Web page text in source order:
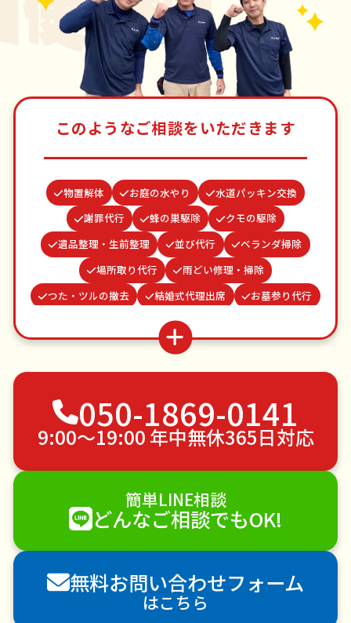
このようなご相談をいただきます
物置解体 お庭の水やり
水道パッキン交換
謝罪代行
蜂の巣駆除
クモの駆除
遺品整理・生前整理
並び代行
ベランダ掃除
場所取り代行
雨どい修理・掃除
つた・ツルの撤去
結婚式代理出席
お墓参り代行
病院付き添い
カーテンレール取り付け
網戸張替え
ゴキブリ駆除
買い物代行
家具組立
不用品回収
家具の移動
引っ越し
植木の剪定
植木の伐採
手すり取り付け
ペットのお世話
エアコンクリーニング
DIY・日曜大工
ハウスクリーニング
雪かき・雪下ろし
襖（ふすま）の張替え
空き家管理
各種代行
害獣駆除
防草シート施工
ナメクジ駆除
害虫駆除
050-1869-0141
9:00〜19:00 年中無休365日対応
簡単LINE相談
どんなご相談でもOK!
無料お問い合わせフォーム
はこちら